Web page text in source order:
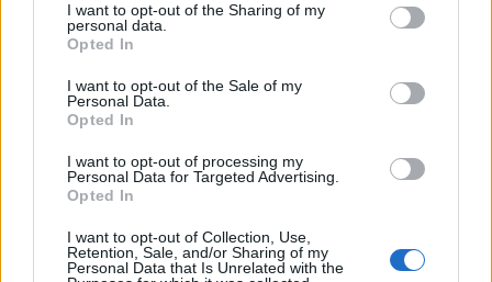
I want to opt-out of the Sharing of my
personal data.
Opted In
I want to opt-out of the Sale of my
Personal Data.
Opted In
I want to opt-out of processing my
Personal Data for Targeted Advertising.
Opted In
I want to opt-out of Collection, Use,
Retention, Sale, and/or Sharing of my
Personal Data that Is Unrelated with the